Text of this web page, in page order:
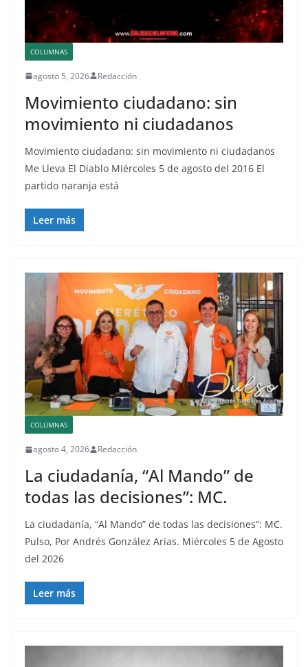
COLUMNAS
agosto 5, 2026 Redacción
Movimiento ciudadano: sin
movimiento ni ciudadanos
Movimiento ciudadano: sin movimiento ni ciudadanos
Me Lleva El Diablo Miércoles 5 de agosto del 2016 El
partido naranja está
Leer más
COLUMNAS
agosto 4, 2026 Redacción
La ciudadanía, “Al Mando” de
todas las decisiones”: MC.
La ciudadanía, “Al Mando” de todas las decisiones”: MC.
Pulso, Por Andrés González Arias. Miércoles 5 de Agosto
del 2026
Leer más